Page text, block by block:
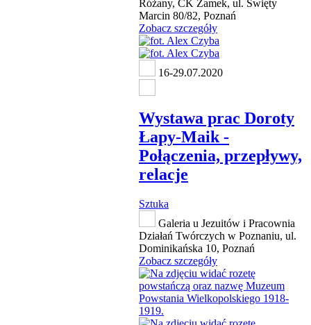
Różany, CK Zamek, ul. Święty
Marcin 80/82, Poznań
Zobacz szczegóły
16-29.07.2020
Wystawa prac Doroty
Łapy-Maik -
Połączenia, przepływy,
relacje
Sztuka
Galeria u Jezuitów i Pracownia
Działań Twórczych w Poznaniu, ul.
Dominikańska 10, Poznań
Zobacz szczegóły